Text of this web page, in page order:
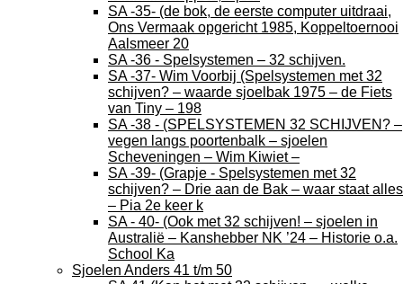
SA -35- (de bok, de eerste computer uitdraai,
Ons Vermaak opgericht 1985, Koppeltoernooi
Aalsmeer 20
SA -36 - Spelsystemen – 32 schijven.
SA -37- Wim Voorbij (Spelsystemen met 32
schijven? – waarde sjoelbak 1975 – de Fiets
van Tiny – 198
SA -38 - (SPELSYSTEMEN 32 SCHIJVEN? –
vegen langs poortenbalk – sjoelen
Scheveningen – Wim Kiwiet –
SA -39- (Grapje - Spelsystemen met 32
schijven? – Drie aan de Bak – waar staat alles
– Pia 2e keer k
SA - 40- (Ook met 32 schijven! – sjoelen in
Australië – Kanshebber NK ’24 – Historie o.a.
School Ka
Sjoelen Anders 41 t/m 50